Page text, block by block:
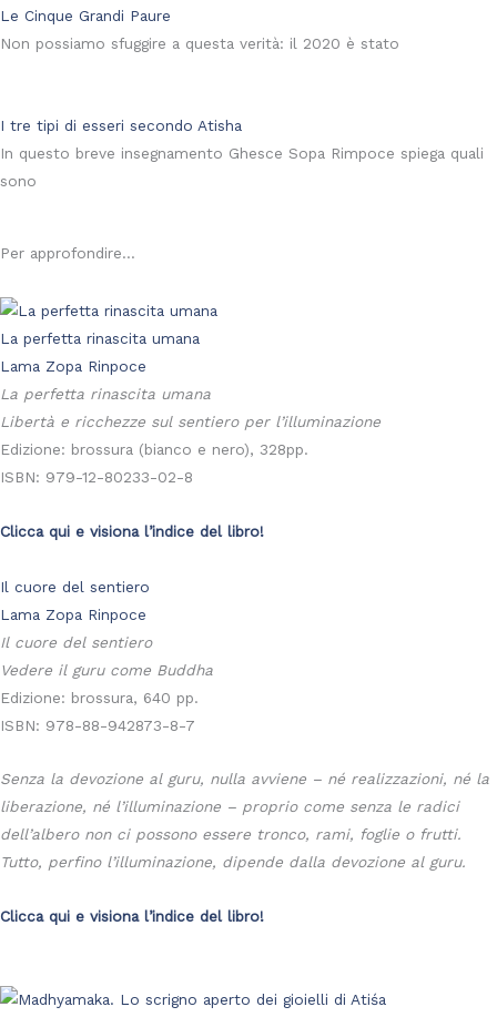
Le Cinque Grandi Paure
Non possiamo sfuggire a questa verità: il 2020 è stato
I tre tipi di esseri secondo Atisha
In questo breve insegnamento Ghesce Sopa Rimpoce spiega quali
sono
Per approfondire...
La perfetta rinascita umana
Lama Zopa Rinpoce
La perfetta rinascita umana
Libertà e ricchezze sul sentiero per l’illuminazione
Edizione: brossura (bianco e nero), 328pp.
ISBN: 979-12-80233-02-8
Clicca qui e visiona l’indice del libro!
Il cuore del sentiero
Lama Zopa Rinpoce
Il cuore del sentiero
Vedere il guru come Buddha
Edizione: brossura, 640 pp.
ISBN: 978-88-942873-8-7
Senza la devozione al guru, nulla avviene – né realizzazioni, né la
liberazione, né l’illuminazione – proprio come senza le radici
dell’albero non ci possono essere tronco, rami, foglie o frutti.
Tutto, perfino l’illuminazione, dipende dalla devozione al guru.
Clicca qui e visiona l’indice del libro!